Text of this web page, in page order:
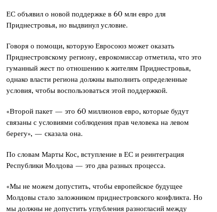
ЕС объявил о новой поддержке в 60 млн евро для
Приднестровья, но выдвинул условие.
Говоря о помощи, которую Евросоюз может оказать
Приднестровскому региону, еврокомиссар отметила, что это
гуманный жест по отношению к жителям Приднестровья,
однако власти региона должны выполнить определенные
условия, чтобы воспользоваться этой поддержкой.
«Второй пакет — это 60 миллионов евро, которые будут
связаны с условиями соблюдения прав человека на левом
берегу», — сказала она.
По словам Марты Кос, вступление в ЕС и реинтеграция
Республики Молдова — это два разных процесса.
«Мы не можем допустить, чтобы европейское будущее
Молдовы стало заложником приднестровского конфликта. Но
мы должны не допустить углубления разногласий между